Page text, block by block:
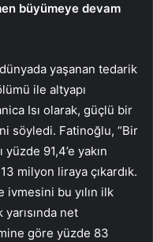
büyümeye devam
yaşanan tedarik
ile altyapı
Isı olarak, güçlü bir
söyledi. Fatinoğlu, “Bir
yüzde 91,4’e yakın
milyon liraya çıkardık.
ivmesini bu yılın ilk
yarısında net
göre yüzde 83